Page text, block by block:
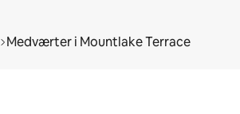
Medværter i Mountlake Terrace